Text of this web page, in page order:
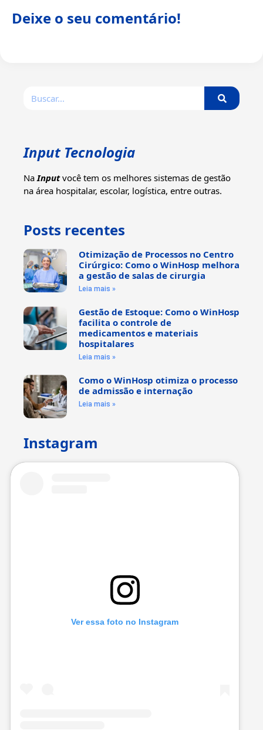
Deixe o seu comentário!
Input Tecnologia
NaInputvocê tem os melhores sistemas de gestão
na área hospitalar, escolar, logística, entre outras.
Posts recentes
Otimização de Processos no Centro
Cirúrgico: Como o WinHosp melhora
a gestão de salas de cirurgia
Leia mais »
Gestão de Estoque: Como o WinHosp
facilita o controle de
medicamentos e materiais
hospitalares
Leia mais »
Como o WinHosp otimiza o processo
de admissão e internação
Leia mais »
Instagram
Ver essa foto no Instagram